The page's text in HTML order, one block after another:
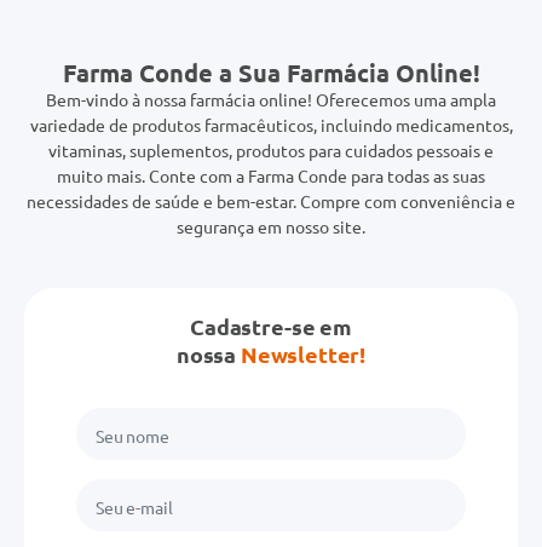
Farma Conde a Sua Farmácia Online!
Bem-vindo à nossa farmácia online! Oferecemos uma ampla
variedade de produtos farmacêuticos, incluindo medicamentos,
vitaminas, suplementos, produtos para cuidados pessoais e
muito mais. Conte com a Farma Conde para todas as suas
necessidades de saúde e bem-estar. Compre com conveniência e
segurança em nosso site.
Cadastre-se em
nossa Newsletter!